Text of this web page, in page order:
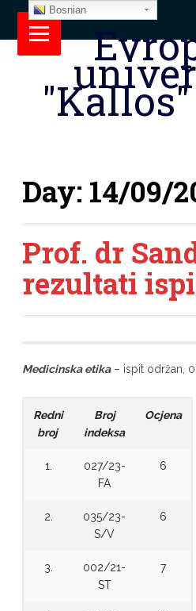
Day: 14/09/
Prof. dr
rezultati
Medicinska etika– ispit održan,
Redni
broj
Broj
indeksa
Ocjena
1.
027/23-
FA
6
2.
035/23-
S/V
6
3.
002/21-
ST
7
Bosnian